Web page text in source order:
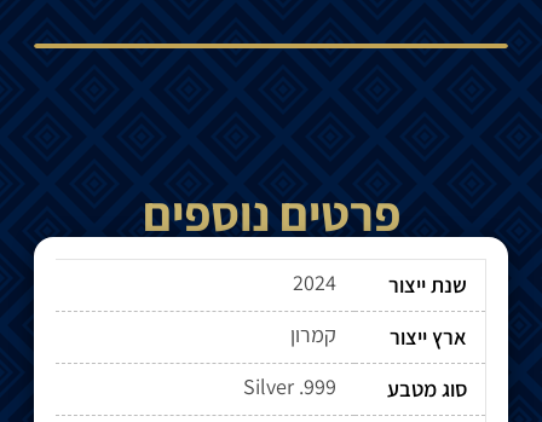
פרטים נוספים
שנת ייצור
2024
ארץ ייצור
קמרון
סוג מטבע
Silver .999